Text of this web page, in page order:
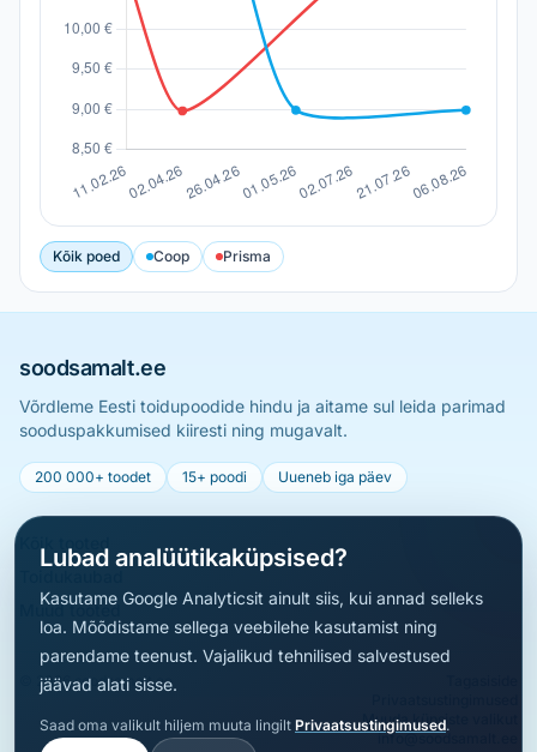
Kõik poed Coop Prisma
soodsamalt.ee
Võrdleme Eesti toidupoodide hindu ja aitame sul leida parimad
sooduspakkumised kiiresti ning mugavalt.
200 000+ toodet 15+ poodi Uueneb iga päev
Muud tooted
© 2026 soodsamalt.ee
Muuda küpsiste valikut
info@soodsamalt.ee
Lubad analüütikaküpsised?
Kasutame Google Analyticsit ainult siis, kui annad selleks
loa. Mõõdistame sellega veebilehe kasutamist ning
parendame teenust. Vajalikud tehnilised salvestused
jäävad alati sisse.
Saad oma valikult hiljem muuta lingilt Privaatsustingimused.